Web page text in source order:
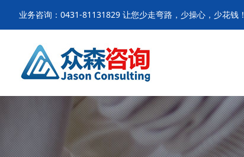
业务咨询：0431-81131829 让您少走弯路，少操心，少花钱！